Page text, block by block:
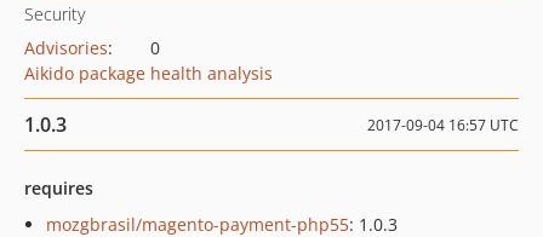
Security
Advisories:
0
Aikido package health analysis
1.0.3 2017-09-04 16:57 UTC
requires
mozgbrasil/magento-payment-php55: 1.0.3